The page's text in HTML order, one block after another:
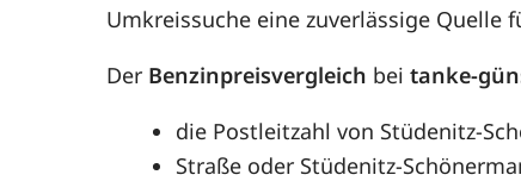
Umkreissuche eine zuverlässige Quelle
Der Benzinpreisvergleich beitanke-
die Postleitzahl von Stüdenitz-
Straße oder Stüdenitz-